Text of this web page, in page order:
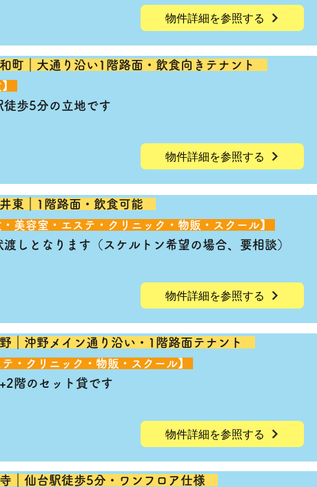
物件詳細を参照する
和町｜大通り沿い1階路面・飲食向きテナント
徒歩5分の立地です
物件詳細を参照する
井東｜1階路面・飲食可能
渡しとなります（スケルトン希望の場合、要相談）
・美容室・エステ・クリニック・物販・スクール】
物件詳細を参照する
野｜沖野メイン通り沿い・1階路面テナント
階のセット貸です
テ・クリニック・物販・スクール】
物件詳細を参照する
寺｜仙台駅徒歩5分・ワンフロア仕様